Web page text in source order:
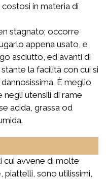
in materia di
stagnato; occorre
appena usato, e
asciutto, ed avanti di
la facilità con cui si
È meglio
negli utensili di rame
acida, grassa od
cui avvene di molte
sono utilissimi,